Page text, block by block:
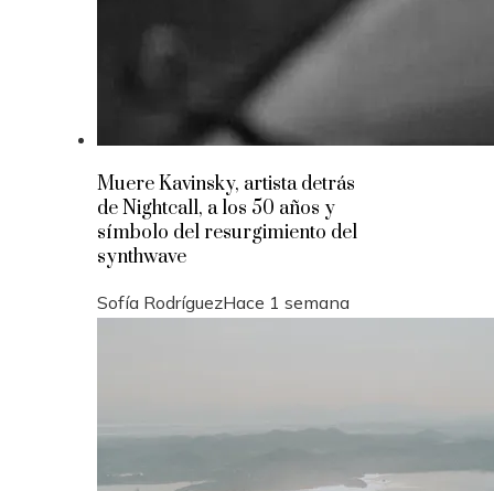
Muere Kavinsky, artista detrás
de Nightcall, a los 50 años y
símbolo del resurgimiento del
synthwave
Sofía RodríguezHace 1 semana